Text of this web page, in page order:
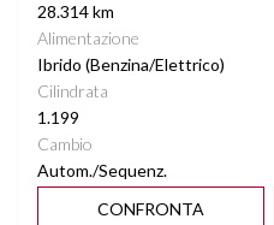
28.314 km
Alimentazione
Ibrido (Benzina/Elettrico)
Cilindrata
1.199
Cambio
Autom./Sequenz.
CONFRONTA